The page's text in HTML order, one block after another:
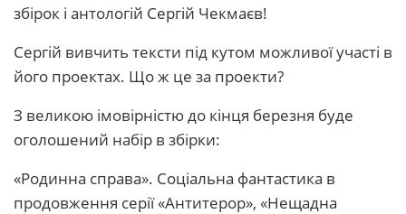
збірок і антологій Сергій Чекмаєв!
Сергій вивчить тексти під кутом можливої участі в
його проектах. Що ж це за проекти?
З великою імовірністю до кінця березня буде
оголошений набір в збірки:
«Родинна справа». Соціальна фантастика в
продовження серії «Антитерор», «Нещадна